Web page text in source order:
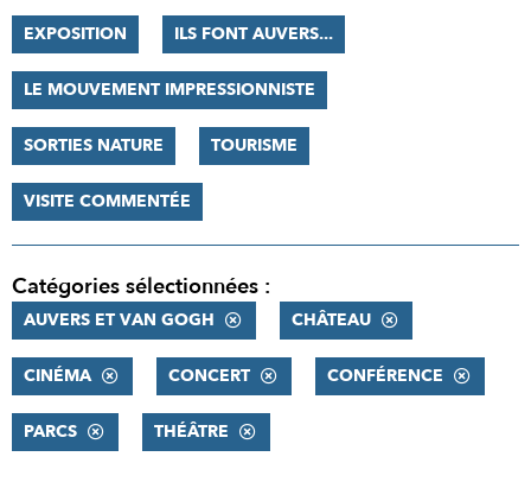
EXPOSITION ILS FONT AUVERS...
LE MOUVEMENT IMPRESSIONNISTE
SORTIES NATURE TOURISME
VISITE COMMENTÉE
Catégories sélectionnées :
AUVERS ET VAN GOGH CHÂTEAU
CINÉMA CONCERT CONFÉRENCE
PARCS THÉÂTRE